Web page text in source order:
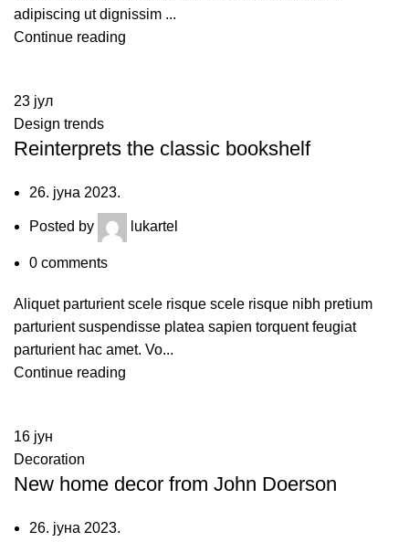
adipiscing ut dignissim ...
Continue reading
23 јул
Design trends
Reinterprets the classic bookshelf
26. јуна 2023.
Posted by lukartel
0 comments
Aliquet parturient scele risque scele risque nibh pretium
parturient suspendisse platea sapien torquent feugiat
parturient hac amet. Vo...
Continue reading
16 јун
Decoration
New home decor from John Doerson
26. јуна 2023.